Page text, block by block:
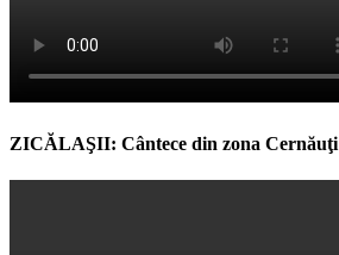
ZICĂLAŞII: Cântece din zona Cernăuţi